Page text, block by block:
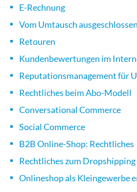
E-Rechnung
Vom Umtausch ausgeschlossen
Retouren
Kundenbewertungen im
Reputationsmanagement für
Rechtliches beim Abo-Modell
Conversational Commerce
Social Commerce
B2B Online-Shop: Rechtliches
Rechtliches zum Dropshipping
Onlineshop als Kleingewerbe